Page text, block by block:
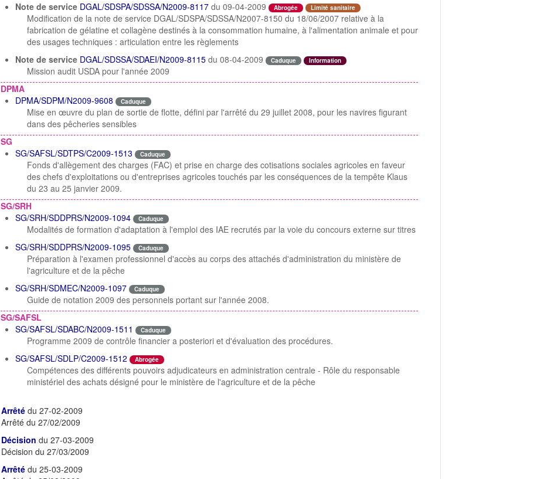
Note de service DGAL/SDSPA/SDSSA/N2009-8117 du 09-04-2009 Abrogée Limité sanitaire
Modification de la note de service DGAL/SDSPA/SDSSA/N2007-8150 du 18/06/2007 relative à la
fabrication de gélatine et collagène destinés à la consommation humaine, à l'alimentation animale et pour
des usages techniques : articulation entre les règlements
Note de service DGAL/SDSSA/SDAEI/N2009-8115 du 08-04-2009 Caduque Information
Mission audit USDA pour l'année 2009
DPMA
DPMA/SDPM/N2009-9608
Caduque
Mise en œuvre du plan de sortie de flotte, défini par l'arrêté du 29 juillet 2008, pour les navires figurant
dans des pêcheries sensibles
SG
SG/SAFSL/SDTPS/C2009-1513
Caduque
Fonds d'allègement des charges (FAC) et prise en charge des cotisations sociales agricoles en faveur
des chefs d'exploitations ou d'entreprises agricoles touchés par les conséquences de la tempête Klaus
du 23 au 25 janvier 2009.
SG/SRH
SG/SRH/SDDPRS/N2009-1094
Caduque
Modalités de formation d'adaptation à l'emploi des IAE recrutés par la voie du concours externe sur titres
SG/SRH/SDDPRS/N2009-1095
Caduque
Préparation à l'examen professionnel d'accès au corps des attachés d'administration du ministère de
l'agriculture et de la pêche
SG/SRH/SDMEC/N2009-1097
Caduque
Guide de notation 2009 des personnels portant sur l'année 2008.
SG/SAFSL
SG/SAFSL/SDABC/N2009-1511
Caduque
Programme 2009 de contrôle financier a posteriori et d'évaluation des procédures.
SG/SAFSL/SDLP/C2009-1512
Abrogée
Compétences des différents pouvoirs adjudicateurs en administration centrale - Rôle du responsable
ministériel des achats désigné pour le ministère de l'agriculture et de la pêche
Arrêté du 27-02-2009
Arrêté du 27/02/2009
Décision du 27-03-2009
Décision du 27/03/2009
Arrêté du 25-03-2009